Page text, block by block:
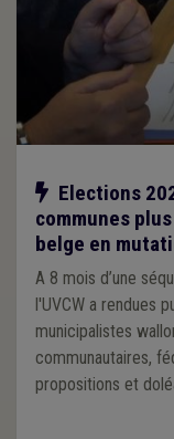
Notre action
Elections
communes
belge en
A 8 mois d’une
l'UVCW a rendues
municipalistes
communautaires,
propositions et